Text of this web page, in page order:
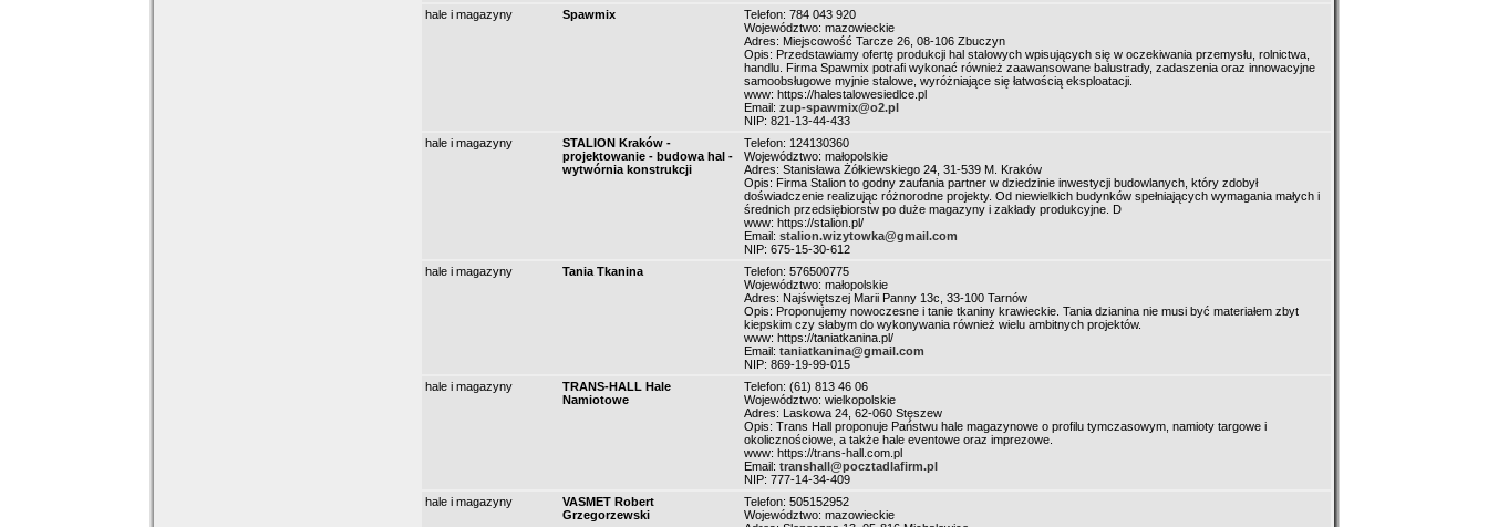
hale i magazyny
Spawmix
Telefon: 784 043 920
Województwo: mazowieckie
Adres: Miejscowość Tarcze 26, 08-106 Zbuczyn
Opis: Przedstawiamy ofertę produkcji hal stalowych wpisujących się w oczekiwania przemysłu, rolnictwa,
handlu. Firma Spawmix potrafi wykonać również zaawansowane balustrady, zadaszenia oraz innowacyjne
samoobsługowe myjnie stalowe, wyróżniające się łatwością eksploatacji.
www: https://halestalowesiedlce.pl
Email: zup-spawmix@o2.pl
NIP: 821-13-44-433
hale i magazyny
STALION Kraków -
projektowanie - budowa hal -
wytwórnia konstrukcji
Telefon: 124130360
Województwo: małopolskie
Adres: Stanisława Żółkiewskiego 24, 31-539 M. Kraków
Opis: Firma Stalion to godny zaufania partner w dziedzinie inwestycji budowlanych, który zdobył
doświadczenie realizując różnorodne projekty. Od niewielkich budynków spełniających wymagania małych i
średnich przedsiębiorstw po duże magazyny i zakłady produkcyjne. D
www: https://stalion.pl/
Email: stalion.wizytowka@gmail.com
NIP: 675-15-30-612
hale i magazyny
Tania Tkanina
Telefon: 576500775
Województwo: małopolskie
Adres: Najświętszej Marii Panny 13c, 33-100 Tarnów
Opis: Proponujemy nowoczesne i tanie tkaniny krawieckie. Tania dzianina nie musi być materiałem zbyt
kiepskim czy słabym do wykonywania również wielu ambitnych projektów.
www: https://taniatkanina.pl/
Email: taniatkanina@gmail.com
NIP: 869-19-99-015
hale i magazyny
TRANS-HALL Hale
Namiotowe
Telefon: (61) 813 46 06
Województwo: wielkopolskie
Adres: Laskowa 24, 62-060 Stęszew
Opis: Trans Hall proponuje Państwu hale magazynowe o profilu tymczasowym, namioty targowe i
okolicznościowe, a także hale eventowe oraz imprezowe.
www: https://trans-hall.com.pl
Email: transhall@pocztadlafirm.pl
NIP: 777-14-34-409
hale i magazyny
VASMET Robert
Grzegorzewski
Telefon: 505152952
Województwo: mazowieckie